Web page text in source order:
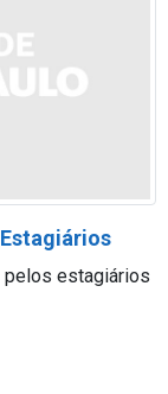
pelos estagiários